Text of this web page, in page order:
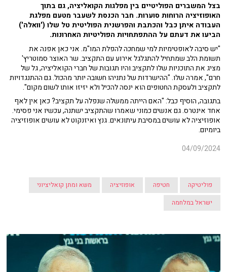
בצל המשברים הפוליטיים בין מפלגות הקואליציה, גם בתוך
האופוזיציה הרוחות סוערות. חבר הכנסת לשעבר מטעם מפלגת
העבודה איתן כבל והכתבת והפרשנית הפוליטית טל שלו ('וואלה')
הביעו את דעתם על ההתפתחויות הפוליטיות האחרונות.
"יש סיבה לאופטימיות למי שמחכה להפלת המו"מ. אני כאן אפנה את
תשומת הלב שמתחיל להתגלגל אירוע עם התקציב. שר האוצר סמוטריץ'
מציג את התוכניות שלו לתקציב והיו תגובות של חברי הקואליציה, גל של
חרם", אמרה שלו. "ההישרדות של נתניהו חשובה יותר מהכול. גם ההתנגדויות
לתקציב ולעסקת החטופים הוא ינסה להכיל ולא יזיזו אותו לשום מקום".
בתגובה, הוסיף כבל: "האם הייתה ממשלה שנפלה על תקציב? כאן אין לאף
אחד אינטרס. גם אנשים כמוני שאמרו שהתקציב ישתנה, עכשיו אני פסימי.
אופוזיציה לא עושים במסיבת עיתונאים. גנץ ואיזנקוט לא עושים אופוזיציה
ביומיום.
04/09/2024
פוליטיקה חטיפה אופוזיציה
משא ומתן קואליציוני
ישראל במלחמה